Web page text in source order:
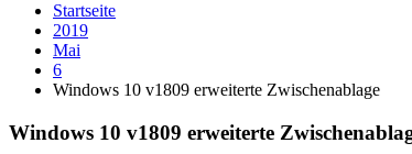
Startseite
2019
Mai
6
Windows 10 v1809 erweiterte Zwischenablage
Windows 10 v1809 erweiterte